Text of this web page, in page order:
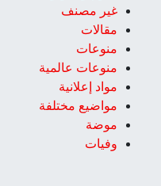
غير مصنف
مقالات
منوعات
منوعات عالمية
مواد إعلانية
مواضيع مختلفة
موضة
وفيات